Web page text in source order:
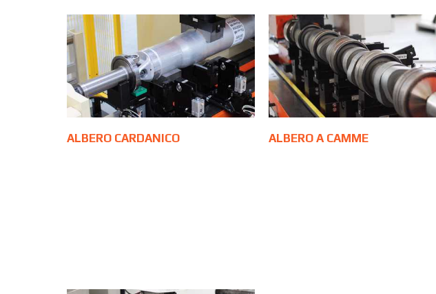
ALBERO CARDANICO ALBERO A CAMME